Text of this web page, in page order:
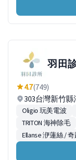
羽田
4.7(749)
303台灣新竹
Oligio 玩美電波
TRITON 海神除毛
Ellanse 洢蓮絲 /